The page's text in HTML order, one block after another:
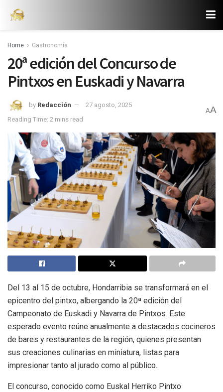
Home Gastronomía
20ª edición del Concurso de
Pintxos en Euskadi y Navarra
by Redacción
27 agosto, 2025
Reading Time: 2 mins read
AA
Del 13 al 15 de octubre, Hondarribia se transformará en el
epicentro del pintxo, albergando la 20ª edición del
Campeonato de Euskadi y Navarra de Pintxos. Este
esperado evento reúne anualmente a destacados cocineros
de bares y restaurantes de la región, quienes presentan
sus creaciones culinarias en miniatura, listas para
impresionar tanto al jurado como al público.
El concurso, conocido como Euskal Herriko Pintxo